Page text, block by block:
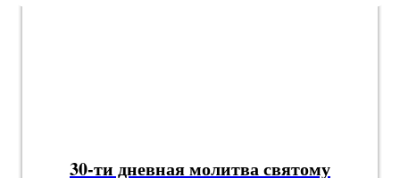
30-ти дневная молитва святому